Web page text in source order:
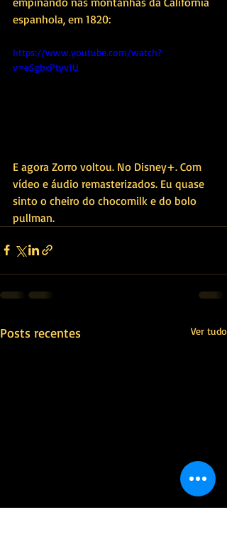
espanhola, em 1820:
https://www.youtube.com/watch?
v=eSgbxPtyv1U
E agora Zorro voltou. No Disney+. Com
vídeo e áudio remasterizados. Eu quase
sinto o cheiro do chocomilk e do bolo
pullman.
Posts recentes Ver tudo